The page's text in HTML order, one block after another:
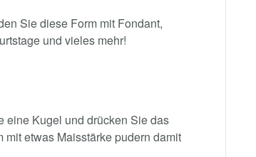
Sie diese Form mit Fondant,
und vieles mehr!
eine Kugel und drücken Sie das
etwas Maisstärke pudern damit